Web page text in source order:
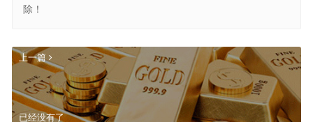
除！
上一篇
已经没有了